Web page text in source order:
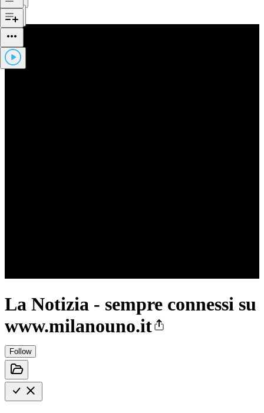
La Notizia - sempre connessi su
www.milanouno.it
Follow